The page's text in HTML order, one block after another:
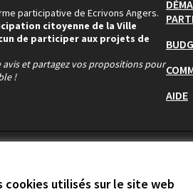
cookies utilisés sur le site web
participative de Ecrivons Angers.
citoyenne de la Ville
de participer aux projets de
et partagez vos propositions pour
!
AIDE